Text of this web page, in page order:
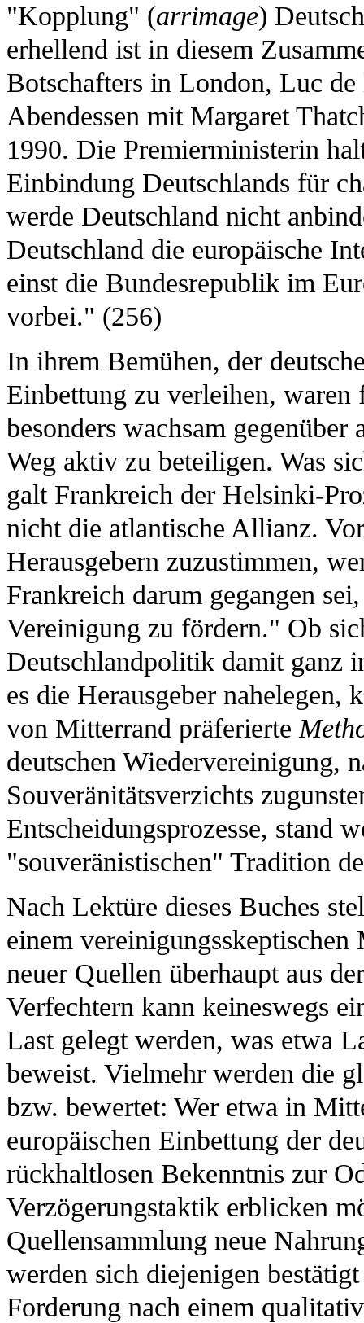
"Kopplung" (arrimage)
erhellend ist in diesem
Botschafters in London, Luc
Abendessen mit Margaret
1990. Die Premierministerin
Einbindung Deutschlands für
werde Deutschland nicht
Deutschland die europäische
einst die Bundesrepublik im
vorbei." (256)
In ihrem Bemühen, der
Einbettung zu verleihen, waren
besonders wachsam
Weg aktiv zu beteiligen. Was
galt Frankreich der Helsinki-
nicht die atlantische Allianz.
Herausgebern zuzustimmen,
Frankreich darum gegangen
Vereinigung zu fördern." Ob
Deutschlandpolitik damit ganz
es die Herausgeber
von Mitterrand präferierte
deutschen Wiedervereinigung,
Souveränitätsverzichts
Entscheidungsprozesse, stand
"souveränistischen" Tradition
Nach Lektüre dieses Buches
einem
neuer Quellen überhaupt aus
Verfechtern kann keineswegs
Last gelegt werden, was etwa
beweist. Vielmehr werden die
bzw. bewertet: Wer etwa in
europäischen Einbettung der
rückhaltlosen Bekenntnis zur
Verzögerungstaktik erblicken
Quellensammlung neue
werden sich diejenigen
Forderung nach einem